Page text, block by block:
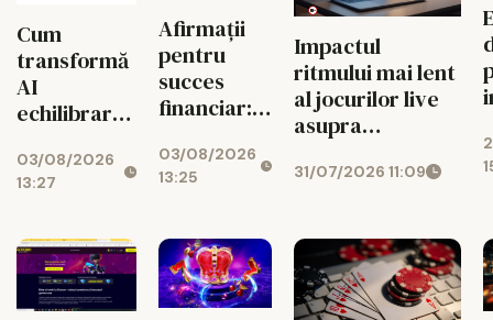
Cum
transformă
AI
echilibrarea
noroc
03/08/2026
13:27
Afirmații
pentru
succes
financiar:
atragi banii
zilnic
03/08/2026
13:25
Impactul
ritmului mai lent
al jocurilor live
asupra
bugetului la
31/07/2026 11:09